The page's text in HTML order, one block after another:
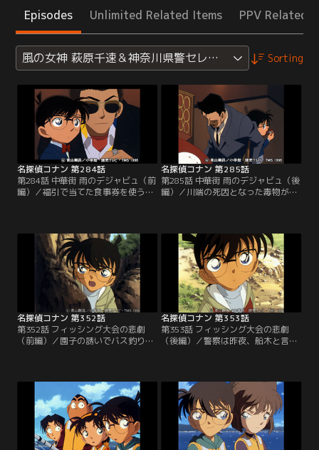
Episodes Unlimited Related Items PPV Related
風の女神 萩原千速＆神奈川県警セレクション Sorting
名探偵コナン 第284話
第284話 中華街 雨のデジャビュ（前
編）／福引で当てた食事券を使うた
ると、川端という映画プロデューサ
ーが蘭をスカウトしたいと声をかけ
てきた。と、突然、川端が喉元を押
さえて苦しみだし死亡した。捜査に
当たった横溝警部の弟は小五郎が怪
しいと決めつける。
名探偵コナン 第285話
第285話 中華街 雨のデジャビュ（後
編）／川端の死因となった毒物が入
も横溝警部は小五郎を疑い続ける。
コナンは食卓を囲んでいたメンバー
と横溝警部に事件を再現しながら、
食事中に何が起こったのか、その真
相と真犯人について、謎を一つ一つ
解き明かしていく。
名探偵コナン 第352話
第352話 フィッシング大会の悲劇
（前編）／園子の誘いでバス釣り大
の日の夜、フリーライターの船木敏
彦と鱒渕が大きな声で何か言い争い
をしていた現場に偶然遭遇したコナ
ンは、慌ててその場を離れる。しか
し、次の日その湖で殺人事件に遭
遇。船木が殺されたのだ。
名探偵コナン 第353話
第353話 フィッシング大会の悲劇
（後編）／警察は昨夜、船木と言い
湖上で拾ったあるものを見て、犯人
と殺害方法にたどりつく。バス釣り
大会で優勝した鱒渕、準優勝した沙
織。拍手に迎えられ2人が壇上に上
がると、コナンは園子を眠らせ推理
ショーを始める。